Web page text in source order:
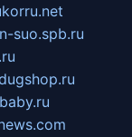
korru.net
suo.spb.ru